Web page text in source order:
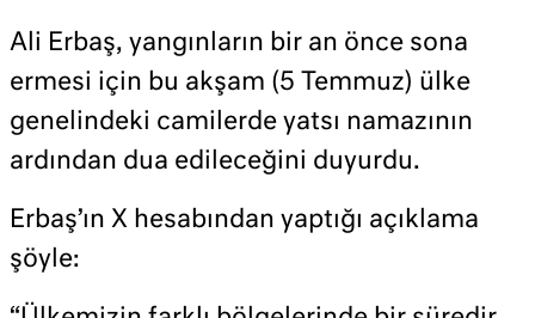
Ali Erbaş, yangınların bir an önce sona
ermesi için bu akşam (5 Temmuz) ülke
genelindeki camilerde yatsı namazının
ardından dua edileceğini duyurdu.
Erbaş’ın X hesabından yaptığı açıklama
şöyle: